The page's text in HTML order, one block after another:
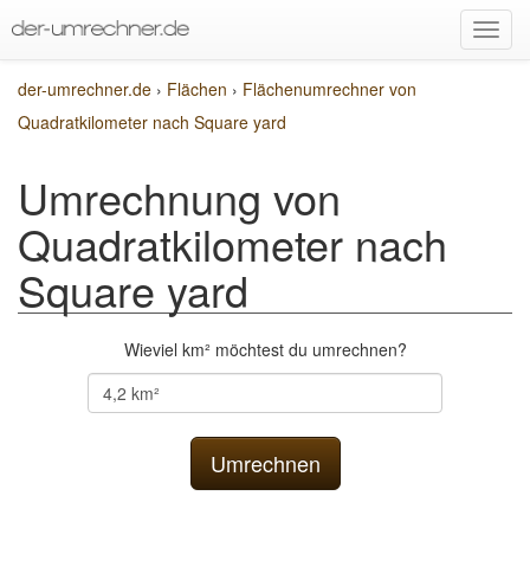
der-umrechner.de › Flächen › Flächenumrechner von
Quadratkilometer nach Square yard
Umrechnung von
Quadratkilometer nach
Square yard
Wieviel km² möchtest du umrechnen?